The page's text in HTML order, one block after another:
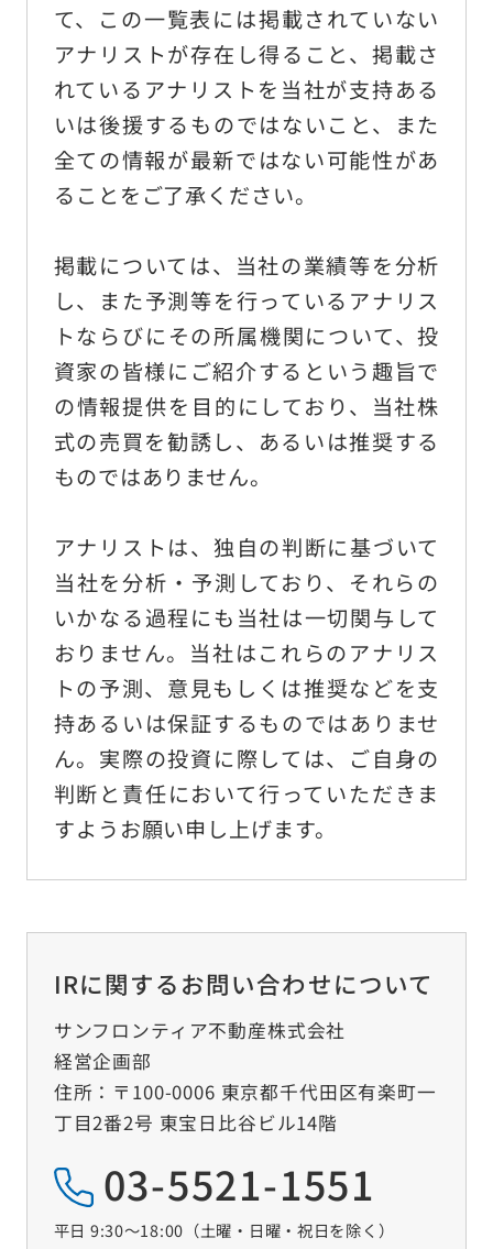
個人情報保護方針
電子公告
金融商品の販売等に係る勧誘方針
金融商品取引等に関する苦情等についての対応のご案内
警備業標識の表示
サイトの使い方
サイトナビ
サイトマップ
© Sun Frontier Fudousan Co., Ltd.
て、この一覧表には掲載されていない
アナリストが存在し得ること、掲載さ
れているアナリストを当社が支持ある
いは後援するものではないこと、また
全ての情報が最新ではない可能性があ
ることをご了承ください。
掲載については、当社の業績等を分析
し、また予測等を行っているアナリス
トならびにその所属機関について、投
資家の皆様にご紹介するという趣旨で
の情報提供を目的にしており、当社株
式の売買を勧誘し、あるいは推奨する
ものではありません。
アナリストは、独自の判断に基づいて
当社を分析・予測しており、それらの
いかなる過程にも当社は一切関与して
おりません。当社はこれらのアナリス
トの予測、意見もしくは推奨などを支
持あるいは保証するものではありませ
ん。実際の投資に際しては、ご自身の
判断と責任において行っていただきま
すようお願い申し上げます。
IRに関するお問い合わせについて
サンフロンティア不動産株式会社
経営企画部
住所：〒100-0006 東京都千代田区有楽町一
丁目2番2号 東宝日比谷ビル14階
03-5521-1551
平日 9:30～18:00（土曜‧日曜‧祝日を除く）